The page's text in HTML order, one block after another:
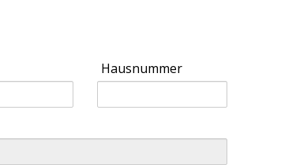
Hausnummer